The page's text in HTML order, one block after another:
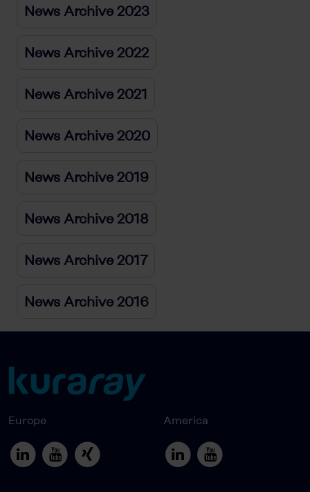
News Archive 2023
News Archive 2022
News Archive 2021
News Archive 2020
News Archive 2019
News Archive 2018
News Archive 2017
News Archive 2016
Europe America